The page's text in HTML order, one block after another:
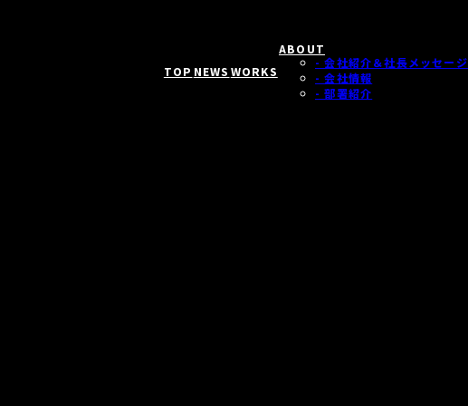
TOP NEWS WORKS
ABOUT
- 会社紹介＆社長メッセージ
- 会社情報
- 部署紹介